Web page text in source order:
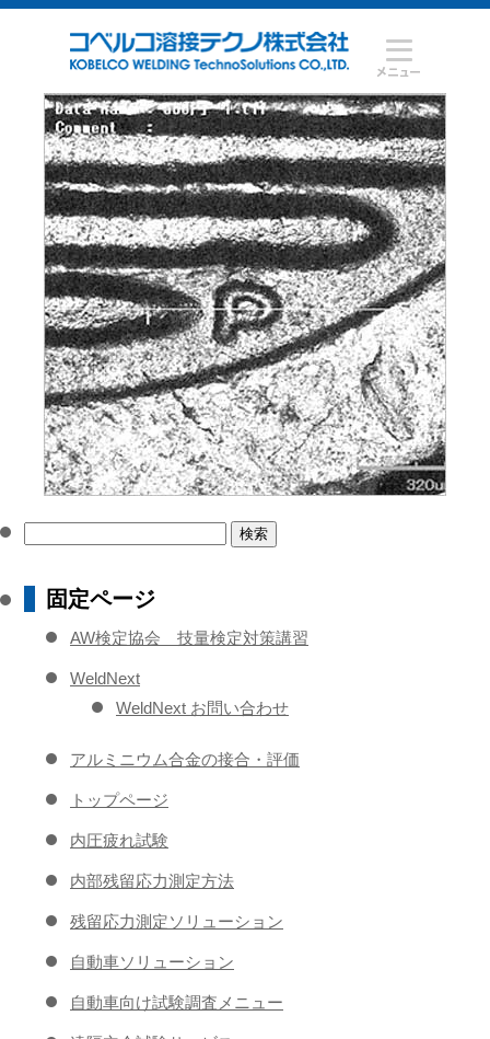
固定ページ
AW検定協会 技量検定対策講習
WeldNext
WeldNext お問い合わせ
アルミニウム合金の接合・評価
トップページ
内圧疲れ試験
内部残留応力測定方法
残留応力測定ソリューション
自動車ソリューション
自動車向け試験調査メニュー